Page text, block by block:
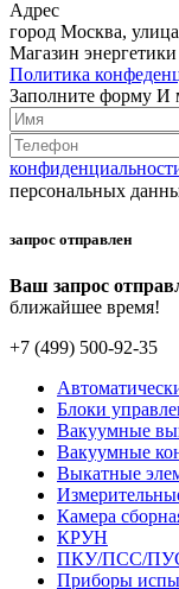
Адрес
город Москва,
Магазин
Политика
Заполните форму И
персональных
запрос отправлен
Ваш запрос
ближайшее время!
+7 (499) 500-92-35
Блоки
Вакуумные
Вакуумные
Выкатные
Камера
КРУН
ПКУ/ПСС/
Приборы